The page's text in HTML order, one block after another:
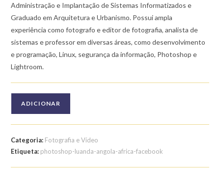
Administração e Implantação de Sistemas Informatizados e
Graduado em Arquitetura e Urbanismo. Possui ampla
experiência como fotografo e editor de fotografia, analista de
sistemas e professor em diversas áreas, como desenvolvimento
e programação, Linux, segurança da informação, Photoshop e
Lightroom.
Curso
Photoshop
ADICIONAR
Categoria: Fotografia e Vídeo
Etiqueta: photoshop-luanda-angola-africa-facebook